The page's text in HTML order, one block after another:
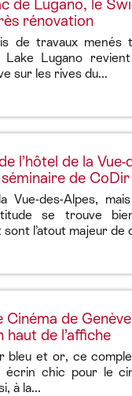
de Lugano, le
rénovation
de travaux menés
Lake Lugano
sur les rives du...
l’hôtel de la
de CoDir
Vue-des-Alpes,
se trouve
sont l’atout majeur de
Cinéma de
haut de l’affiche
bleu et or, ce
écrin chic pour le
à la...